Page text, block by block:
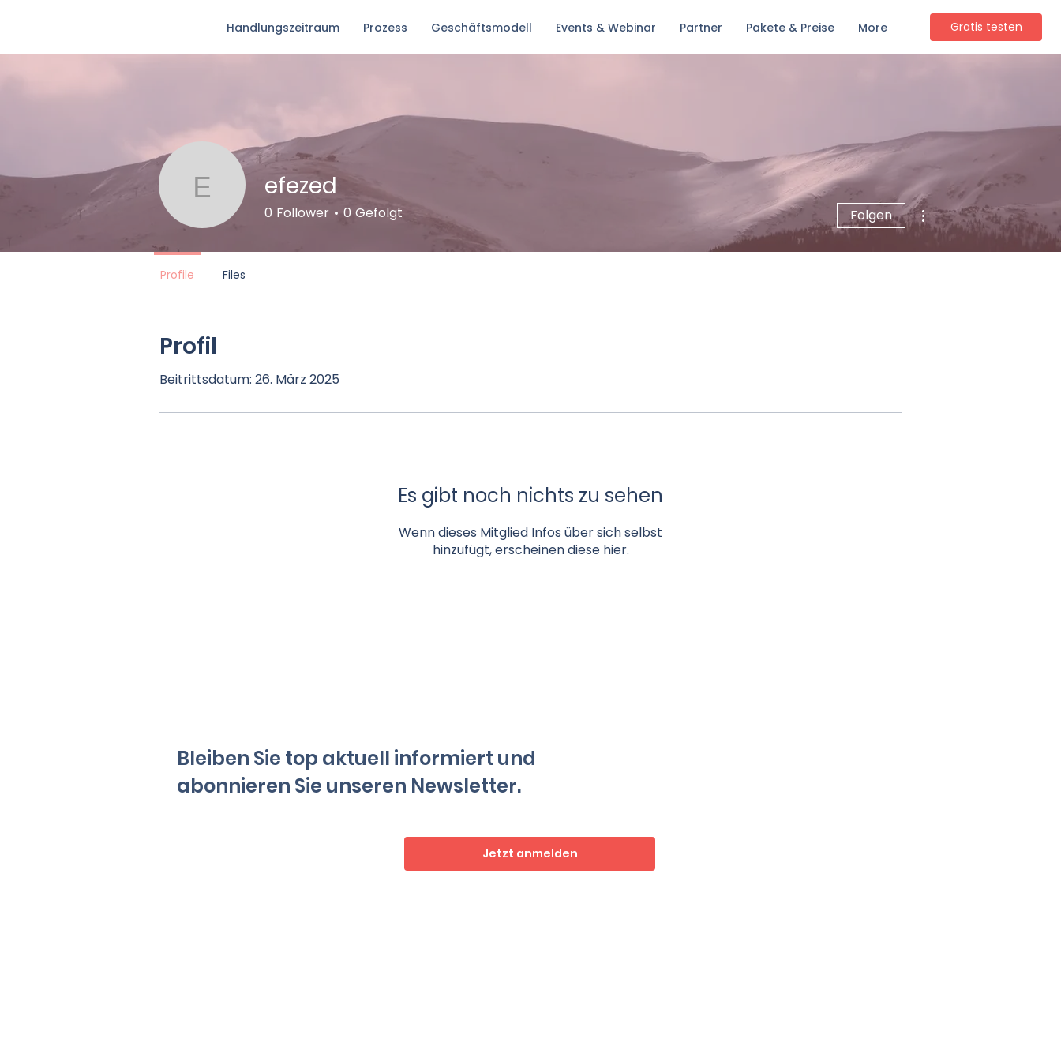
Handlungszeitraum Prozess Geschäftsmodell Events & Webinar Partner Pakete & Preise More Gratis testen
Profil
Beitrittsdatum: 26. März 2025
Es gibt noch nichts zu sehen
Wenn dieses Mitglied Infos über sich selbst
hinzufügt, erscheinen diese hier.
Bleiben Sie top aktuell informiert und
abonnieren Sie unseren Newsletter.
Jetzt anmelden
efezedefezed
0 Follower 0 Gefolgt Folgen
Weitere Optionen
Profile Files